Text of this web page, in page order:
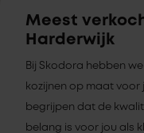
Meest
Harderwijk
Bij Skodora hebben
kozijnen op maat voor
begrijpen dat de
belang is voor jou als